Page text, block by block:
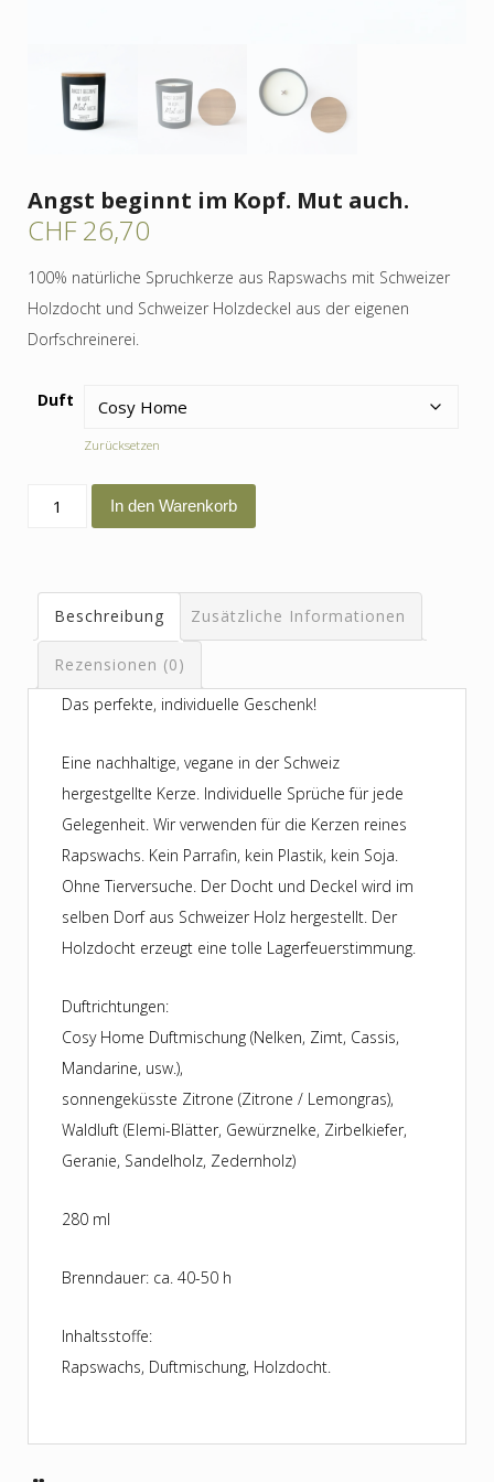
Angst beginnt im Kopf. Mut auch.
CHF26,70
100% natürliche Spruchkerze aus Rapswachs mit Schweizer
Holzdocht und Schweizer Holzdeckel aus der eigenen
Dorfschreinerei.
Duft
Zurücksetzen
Angst
Kopf.
Mut
Menge
In den Warenkorb
Beschreibung Zusätzliche Informationen
Rezensionen (0)
Das perfekte, individuelle Geschenk!
Eine nachhaltige, vegane in der Schweiz
hergestgellte Kerze. Individuelle Sprüche für jede
Gelegenheit. Wir verwenden für die Kerzen reines
Rapswachs. Kein Parrafin, kein Plastik, kein Soja.
Ohne Tierversuche. Der Docht und Deckel wird im
selben Dorf aus Schweizer Holz hergestellt. Der
Holzdocht erzeugt eine tolle Lagerfeuerstimmung.
Duftrichtungen:
Cosy Home Duftmischung (Nelken, Zimt, Cassis,
Mandarine, usw.),
sonnengeküsste Zitrone (Zitrone / Lemongras),
Waldluft (Elemi-Blätter, Gewürznelke, Zirbelkiefer,
Geranie, Sandelholz, Zedernholz)
280 ml
Brenndauer: ca. 40-50 h
Inhaltsstoffe:
Rapswachs, Duftmischung, Holzdocht.